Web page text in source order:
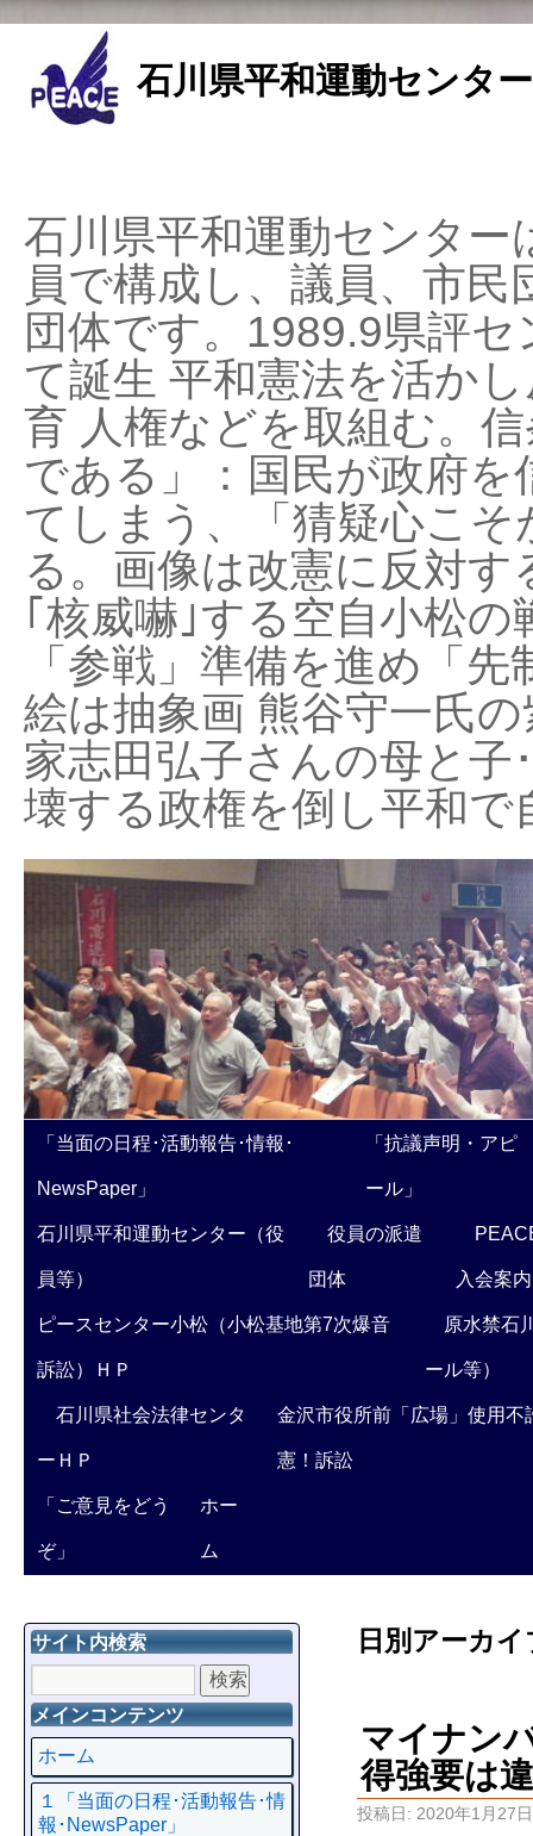
石川県平和運動センタ
石川県平和運動センタ
員で構成し、議員、市
団体です。1989.9県評
て誕生 平和憲法を活か
育 人権などを取組む。
である」：国民が政府
てしまう、「猜疑心こ
る。画像は改憲に反対
｢核威嚇｣する空自小松
「参戦」準備を進め「
絵は抽象画 熊谷守一氏
家志田弘子さんの母と子
壊する政権を倒し平和
「当面の日程･活動報告･情報･
NewsPaper」
「抗議声明・アピ
ール」
石川県平和運動センター（役
員等）
役員の派遣
団体 入会案内
ピースセンター小松（小松基地第7次爆音
訴訟）ＨＰ
原水禁石
ール等）
石川県社会法律センタ
ーＨＰ
金沢市役所前「広場」使用不
憲！訴訟
「ご意見をどう
ぞ」
ホー
ム
日別アーカ
マイナン
得強要は
投稿日: 2020年1月27日
サイト内検索
メインコンテンツ
ホーム
１「当面の日程･活動報告･情
報･NewsPaper」